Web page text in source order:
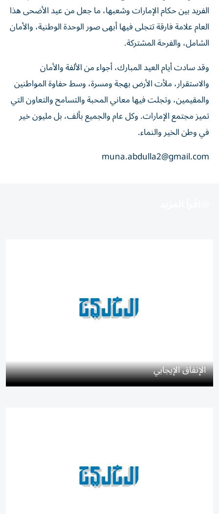
الفريد بين حكام الإمارات وشعبها، ما جعل من عيد الأضحى هذا
العام علامة فارقة تتجلى فيها أبهى صور الوحدة الوطنية، والأمان
الشامل، والفرحة المشتركة.
وقد سادت أيام العيد المبارك، أجواء من الألفة والأمان
والاستقرار، ملأت الأرض بهجة ومسرة، وسط حفاوة المواطنين
والمقيمين، وتجلت فيها معاني المحبة والتسامح والتعاون التي
تميز مجتمع الإمارات. وكل عام والجميع بألف، بل مليون خير
في وطن الخير والنماء.
muna.abdulla2@gmail.com
الإنفاق الإيجابي